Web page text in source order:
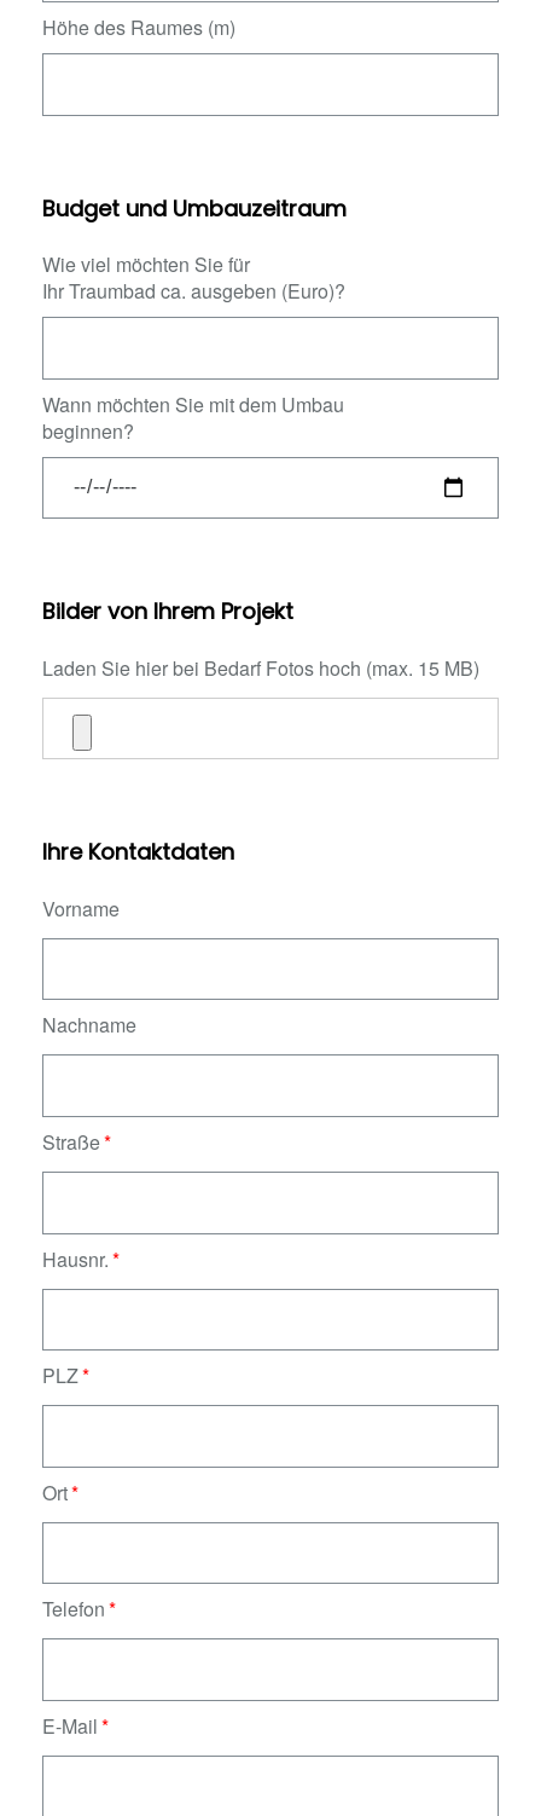
Höhe des Raumes (m)
Budget und Umbauzeitraum
Wie viel möchten Sie für
Ihr Traumbad ca. ausgeben (Euro)?
Wann möchten Sie mit dem Umbau
beginnen?
Bilder von Ihrem Projekt
Laden Sie hier bei Bedarf Fotos hoch (max. 15 MB)
Ihre Kontaktdaten
Vorname
Nachname
Straße
Hausnr.
PLZ
Ort
Telefon
E-Mail